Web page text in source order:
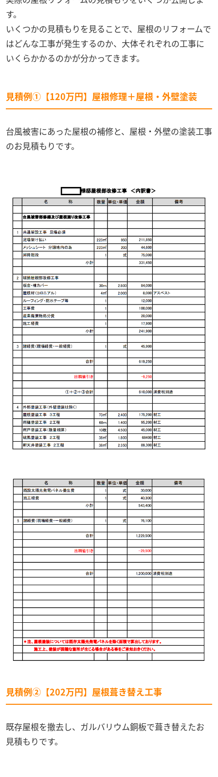
す。
いくつかの見積もりを見ることで、屋根のリフォームで
はどんな工事が発生するのか、大体それぞれの工事に
いくらかかるのかが分かってきます。
見積例①【120万円】屋根修理＋屋根・外壁塗装
台風被害にあった屋根の補修と、屋根・外壁の塗装工事
のお見積もりです。
見積例②【202万円】屋根葺き替え工事
既存屋根を撤去し、ガルバリウム銅板で葺き替えたお
見積もりです。